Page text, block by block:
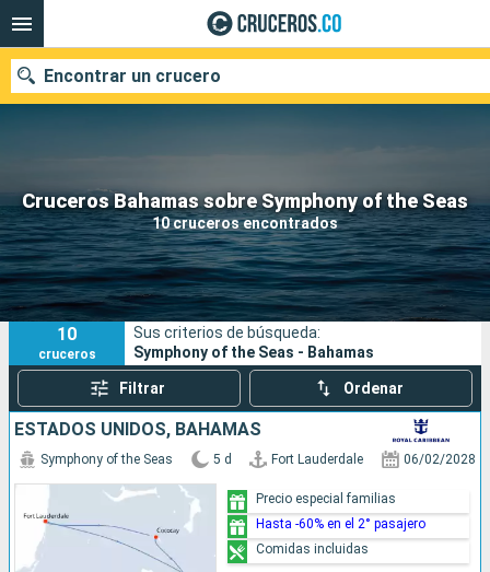
Cruceros Bahamas sobre Symphony of the Seas
10 cruceros encontrados
Encontrar un crucero
Fecha de salida
Buscar
10
cruceros
Sus criterios de búsqueda:
Symphony of the Seas - Bahamas
Filtrar Ordenar
ESTADOS UNIDOS, BAHAMAS
Symphony of the Seas 5 d Fort Lauderdale 06/02/2028
Precio especial familias
Hasta -60% en el 2° pasajero
Comidas incluidas